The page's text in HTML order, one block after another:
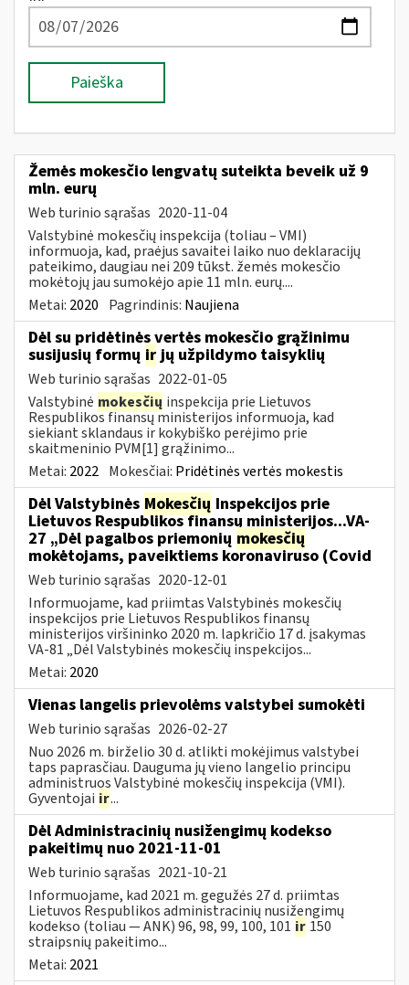
Paieška
Žemės mokesčio lengvatų suteikta beveik už 9
mln. eurų
Web turinio sąrašas 2020-11-04
Valstybinė mokesčių inspekcija (toliau – VMI)
informuoja, kad, praėjus savaitei laiko nuo deklaracijų
pateikimo, daugiau nei 209 tūkst. žemės mokesčio
mokėtojų jau sumokėjo apie 11 mln. eurų....
Metai: 2020 Pagrindinis: Naujiena
Dėl su pridėtinės vertės mokesčio grąžinimu
susijusių formų irjų užpildymo taisyklių
Web turinio sąrašas 2022-01-05
Valstybinė mokesčių inspekcija prie Lietuvos
Respublikos finansų ministerijos informuoja, kad
siekiant sklandaus ir kokybiško perėjimo prie
skaitmeninio PVM[1] grąžinimo...
Metai: 2022 Mokesčiai: Pridėtinės vertės mokestis
Dėl Valstybinės Mokesčių Inspekcijos prie
Lietuvos Respublikos finansų ministerijos...VA-
27 „Dėl pagalbos priemonių mokesčių
mokėtojams, paveiktiems koronaviruso (Covid
Web turinio sąrašas 2020-12-01
Informuojame, kad priimtas Valstybinės mokesčių
inspekcijos prie Lietuvos Respublikos finansų
ministerijos viršininko 2020 m. lapkričio 17 d. įsakymas
VA-81 „Dėl Valstybinės mokesčių inspekcijos...
Metai: 2020
Vienas langelis prievolėms valstybei sumokėti
Web turinio sąrašas 2026-02-27
Nuo 2026 m. birželio 30 d. atlikti mokėjimus valstybei
taps paprasčiau. Dauguma jų vieno langelio principu
administruos Valstybinė mokesčių inspekcija (VMI).
Gyventojai ir...
Dėl Administracinių nusižengimų kodekso
pakeitimų nuo 2021-11-01
Web turinio sąrašas 2021-10-21
Informuojame, kad 2021 m. gegužės 27 d. priimtas
Lietuvos Respublikos administracinių nusižengimų
kodekso (toliau — ANK) 96, 98, 99, 100, 101 ir 150
straipsnių pakeitimo...
Metai: 2021